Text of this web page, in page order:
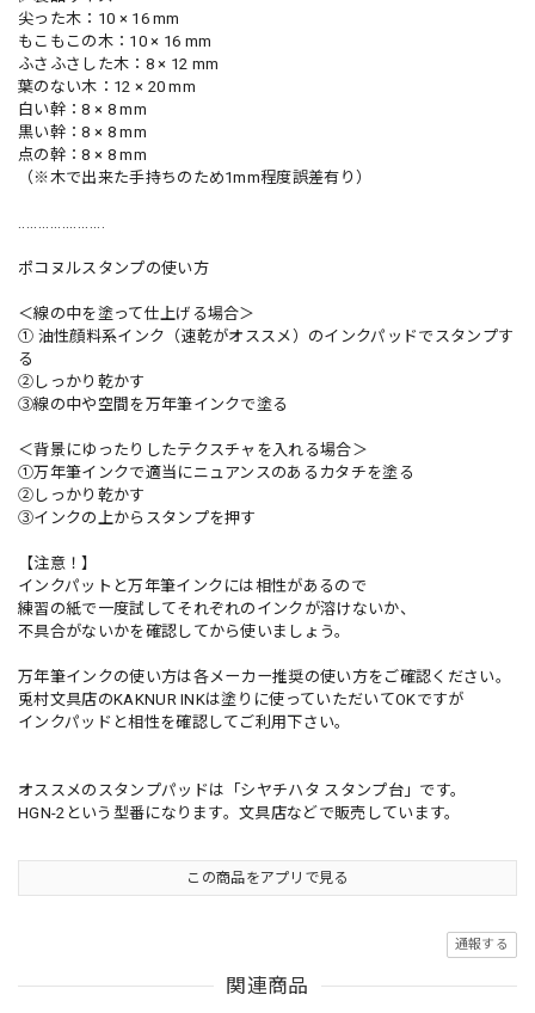
尖った木：10 × 16 mm
もこもこの木：10 × 16 mm
ふさふさした木：8 × 12 mm
葉のない木：12 × 20 mm
白い幹：8 × 8 mm
黒い幹：8 × 8 mm
点の幹：8 × 8 mm
（※木で出来た手持ちのため1mm程度誤差有り）
......................
ポコヌルスタンプの使い方
＜線の中を塗って仕上げる場合＞
① 油性顔料系インク（速乾がオススメ）のインクパッドでスタンプす
る
②しっかり乾かす
③線の中や空間を万年筆インクで塗る
＜背景にゆったりしたテクスチャを入れる場合＞
①万年筆インクで適当にニュアンスのあるカタチを塗る
②しっかり乾かす
③インクの上からスタンプを押す
【注意！】
インクパットと万年筆インクには相性があるので
練習の紙で一度試してそれぞれのインクが溶けないか、
不具合がないかを確認してから使いましょう。
万年筆インクの使い方は各メーカー推奨の使い方をご確認ください。
兎村文具店のKAKNUR INKは塗りに使っていただいてOKですが
インクパッドと相性を確認してご利用下さい。
オススメのスタンプパッドは「シヤチハタ スタンプ台」です。
HGN-2という型番になります。文具店などで販売しています。
この商品をアプリで見る
通報する
関連商品